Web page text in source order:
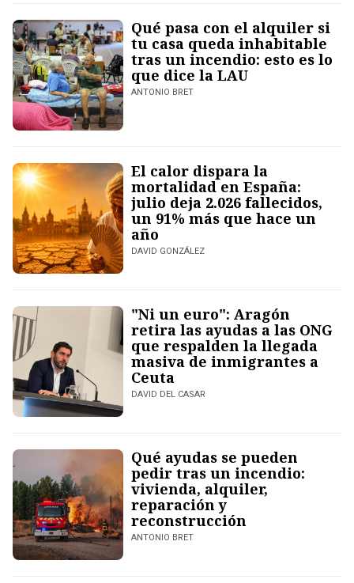
Qué pasa con el alquiler si
tu casa queda inhabitable
tras un incendio: esto es lo
que dice la LAU
ANTONIO BRET
El calor dispara la
mortalidad en España:
julio deja 2.026 fallecidos,
un 91% más que hace un
año
DAVID GONZÁLEZ
"Ni un euro": Aragón
retira las ayudas a las ONG
que respalden la llegada
masiva de inmigrantes a
Ceuta
DAVID DEL CASAR
Qué ayudas se pueden
pedir tras un incendio:
vivienda, alquiler,
reparación y
reconstrucción
ANTONIO BRET